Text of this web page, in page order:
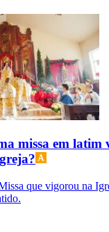
missa em
que vigorou na